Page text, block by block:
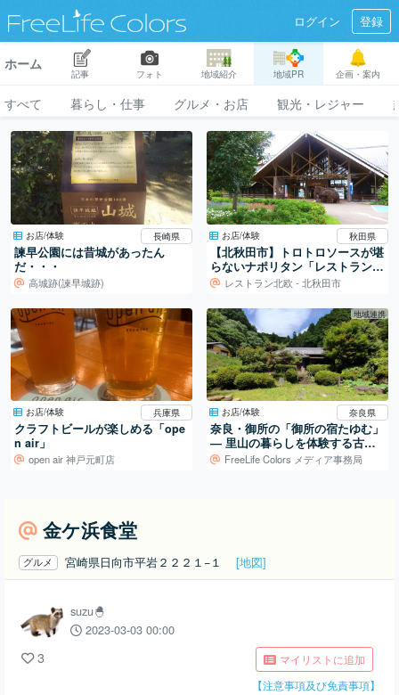
ログイン 登録
ホーム
記事 フォト 地域紹介 地域PR 企画・案内
すべて 暮らし・仕事 グルメ・お店 観光・レジャー
お店/体験 長崎県
諫早公園には昔城があったん
だ・・・
高城跡(諫早城跡)
お店/体験 秋田県
【北秋田市】トロトロソースが堪
らないナポリタン「レストラン北
欧」レストラン北欧 - 北秋田市
お店/体験 兵庫県
クラフトビールが楽しめる「ope
n air」
open air 神戸元町店
地域連携
お店/体験 奈良県
奈良・御所の「御所の宿たゆむ」
― 里山の暮らしを体験する古民
家宿FreeLife Colors メディア事務局
金ケ浜食堂
グルメ 宮崎県日向市平岩２２２１−１ [地図]
suzu🐣
2023-03-03 00:00
3
マイリストに追加
【注意事項及び免責事項】